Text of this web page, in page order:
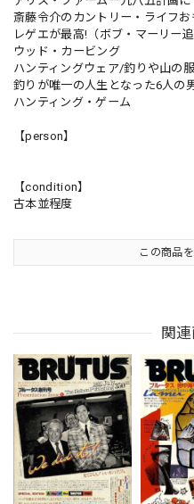
斎藤令介のカントリー・ライフ
レゲエが最高!（ボブ・マーリー追
ウッド・カービング
ハンティングウェア/釣りや山の服
釣りが唯一の人生となった6人の
ハンティング・ゲーム
【person】
【condition】
古本並程度
この商品
関